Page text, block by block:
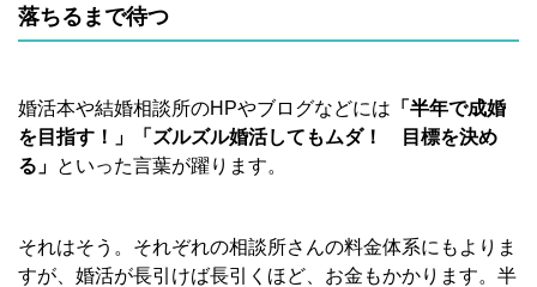
落ちるまで待つ
婚活本や結婚相談所のHPやブログなどには 「半年で成婚
を目指す！」「ズルズル婚活してもムダ！ 目標を決め
る」 といった言葉が躍ります。
それはそう。それぞれの相談所さんの料金体系にもよりま
すが、婚活が長引けば長引くほど、お金もかかります。半